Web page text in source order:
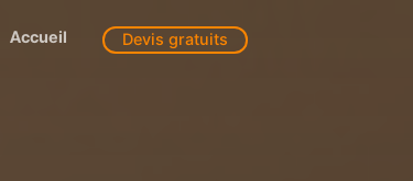
Accueil Devis gratuits